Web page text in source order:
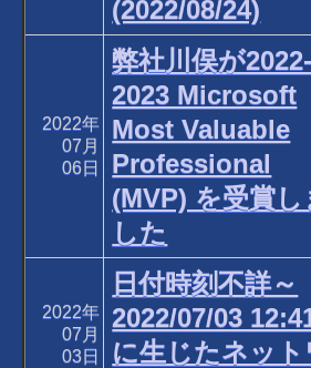
(2022/08/24)
2022年
07月
06日
弊社川俣が2022-
2023 Microsoft
Most Valuable
Professional
(MVP) を受賞し
した
2022年
07月
03日
日付時刻不詳～
2022/07/03
に生じたネット